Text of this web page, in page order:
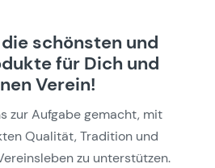
schönsten und
für Dich und
Verein!
zur Aufgabe gemacht, mit
Qualität, Tradition und
zu unterstützen.